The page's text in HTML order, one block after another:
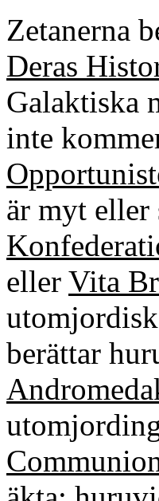
Zetanerna
Deras
Galaktiska
inte
är myt eller
eller Vita
berättar